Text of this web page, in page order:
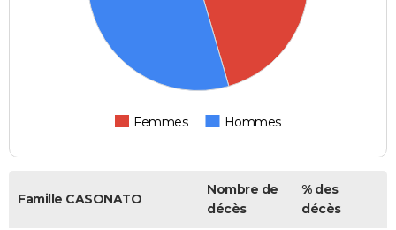
Femmes Hommes
Famille CASONATO
Nombre de
décès
% des
décès